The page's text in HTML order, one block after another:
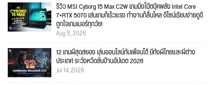
รีวิว MSI Cyborg 15 Max C2W เกมมิ่งโน้ตบุ๊คพลัง Intel Core
7+RTX 5070 เล่นเกมก็เร็วแรง ทำงานก็ลื่นไหล ดีไซน์เรียบง่ายดูดี
ถูกใจเกมเมอร์ทุกวัย!
Aug 5, 2026
12 เกมผีสุดสยอง เล่นออนไลน์กับเพื่อนได้ มีทั้งผีไทยและผีต่าง
ประเทศ ระวังหวีดลั่นบ้านอัปเดต 2026
Jul 14, 2026